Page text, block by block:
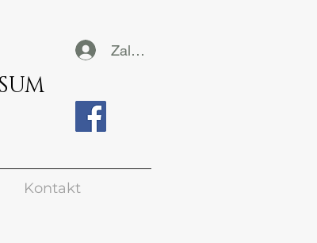
Zaloguj się
Ośrodek Psychoterapii i Rozwoju UNIWERSUM
Kontakt